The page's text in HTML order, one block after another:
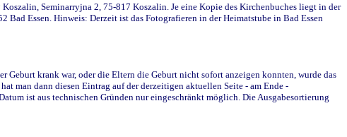
Seminarryjna 2, 75-817 Koszalin. Je eine Kopie des Kirchenbuches liegt in der
Essen. Hinweis: Derzeit ist das Fotografieren in der Heimatstube in Bad Essen
krank war, oder die Eltern die Geburt nicht sofort anzeigen konnten, wurde das
man dann diesen Eintrag auf der derzeitigen aktuellen Seite - am Ende -
ist aus technischen Gründen nur eingeschränkt möglich. Die Ausgabesortierung